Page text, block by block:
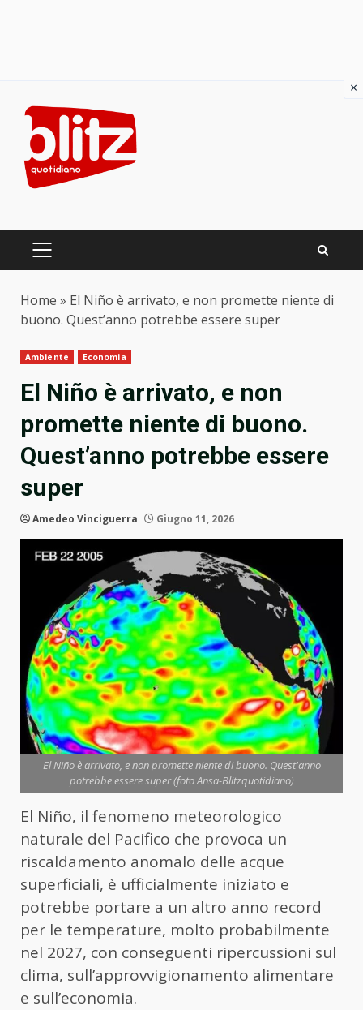
content
PRIMARY
Home » El Niño è arrivato, e non promette niente di
buono. Quest’anno potrebbe essere super
Ambiente Economia
El Niño è arrivato, e non
promette niente di buono.
Quest’anno potrebbe essere
super
Amedeo Vinciguerra Giugno 11, 2026
El Niño è arrivato, e non promette niente di buono. Quest'anno
potrebbe essere super (foto Ansa-Blitzquotidiano)
El Niño, il fenomeno meteorologico
naturale del Pacifico che provoca un
riscaldamento anomalo delle acque
superficiali, è ufficialmente iniziato e
potrebbe portare a un altro anno record
per le temperature, molto probabilmente
nel 2027, con conseguenti ripercussioni sul
clima, sull’approvvigionamento alimentare
e sull’economia.
×